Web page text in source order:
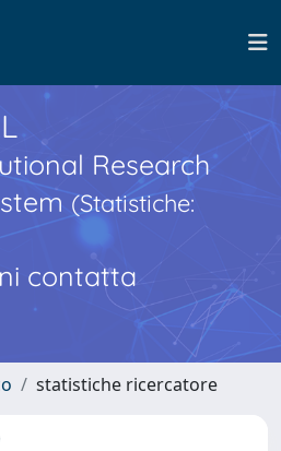
Research
(Statistiche:
contatta
statistiche ricercatore